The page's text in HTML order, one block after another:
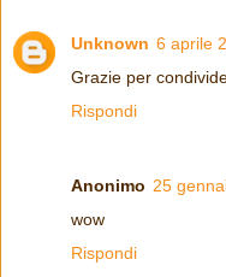
Unknown 6 aprile
Grazie per
Rispondi
Anonimo 25
wow
Rispondi